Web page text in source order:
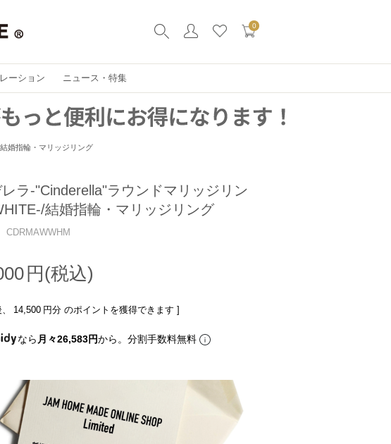
0
ーション ニュース・特集
婚指輪・マリッジリング
ラ-"Cinderella"ラウンドマリッジリン
結婚指輪・マリッジリング
CDRMAWWHM
14,500 円分 のポイントを獲得できます ]
なら 月々26,583円から。分割手数料無料